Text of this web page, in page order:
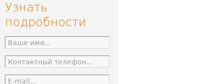
Узнать
подробности